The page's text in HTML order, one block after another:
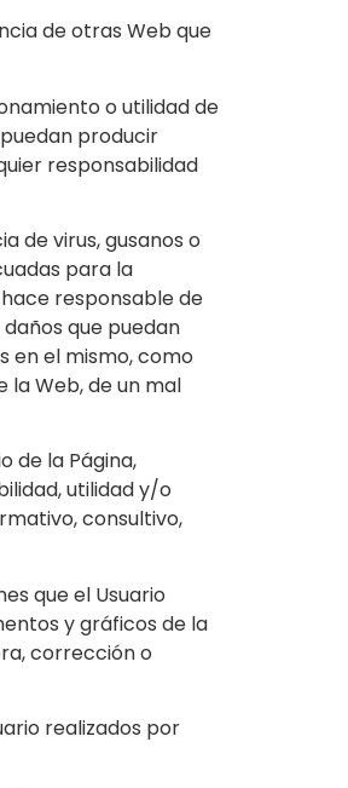
de otras Web que
o utilidad de
producir
responsabilidad
de virus, gusanos o
para la
responsable de
que puedan
en el mismo, como
la Web, de un mal
de la Página,
utilidad y/o
consultivo,
que el Usuario
y gráficos de la
corrección o
realizados por